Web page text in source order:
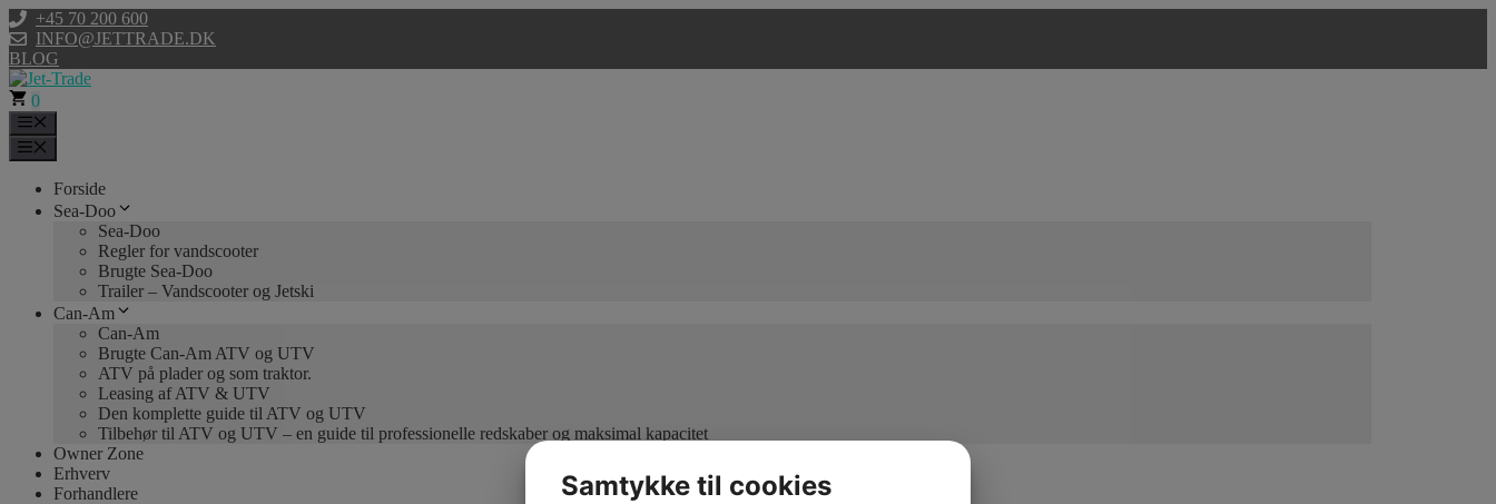
Hop
til
indhold
+45 70 200 600
INFO@JETTRADE.DK
BLOG
0
Forside
Sea-Doo
Sea-Doo
Regler for vandscooter
Brugte Sea-Doo
Trailer – Vandscooter og Jetski
Can-Am
Can-Am
Brugte Can-Am ATV og UTV
ATV på plader og som traktor.
Leasing af ATV & UTV
Den komplette guide til ATV og UTV
Tilbehør til ATV og UTV – en guide til professionelle redskaber og maksimal kapacitet
Owner Zone
Erhverv
Forhandlere
Samtykke til cookies